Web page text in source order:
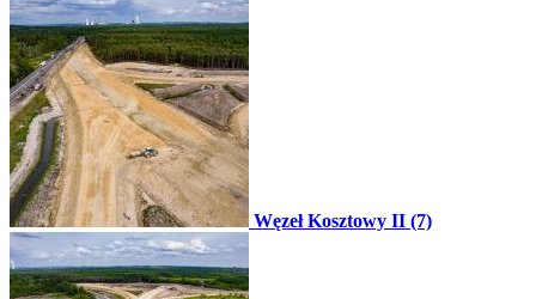
Węzeł Kosztowy II (7)